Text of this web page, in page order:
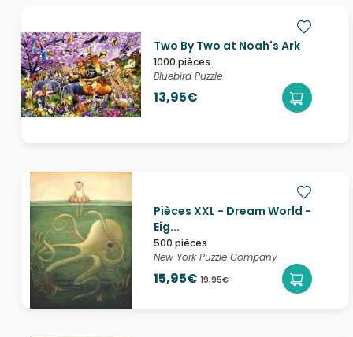
Two By Two at Noah's Ark
1000 pièces
Bluebird Puzzle
13,95€
Pièces XXL - Dream World -
Eig...
500 pièces
New York Puzzle Company
15,95€ 19,95€